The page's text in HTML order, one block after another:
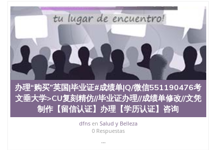
位认证、留学生学历认证、留学生学位认证、英国文
凭学历、美国文凭学历、澳洲文凭学历、加拿大文凭
学历、新西兰学历认证等q:551190476 微信：
551190476 圣何塞州立大学毕业证（San Jose State
University）圣何塞州立大学毕业证（San Jose State
University）圣何塞州立大学毕业证（San Jose State
University）圣何塞州立大学成绩单（San Jose State
University）圣何塞州立大学成绩单（ San Jose State
University）圣何塞州立大学成绩单（San Jose State
University）成绩单圣何塞州立大学文凭（San Jose
State University）圣何塞州立大学（San Jose State
University）圣何塞州立大学（San Jose State
University）圣何塞州立大学（ San Jose State
University）圣何塞州立大学（San Jose State
University）圣何塞州立大学文凭（San Jose State
University）圣何塞州立大学文凭（San Jose State
办理“购买”英国|毕业证#成绩单|Q/微信551190476考
文垂大学>CU复刻精仿//毕业证办理//成绩单修改//文凭
制作【留信认证】办理【学历认证】咨询
dfnsen Salud y Belleza
0 Respuestas
...